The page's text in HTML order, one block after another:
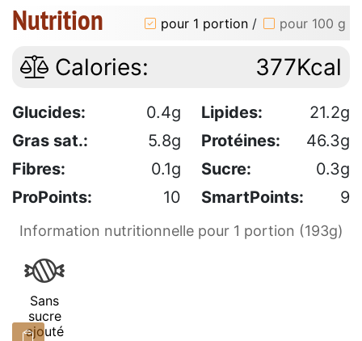
Nutrition pour 1 portion / pour 100 g
Calories: 377Kcal
Glucides: 0.4g Lipides:
21.2g
Gras sat.:
5.8g Protéines:
46.3g
Fibres:
0.1g Sucre:
0.3g
ProPoints:
10 SmartPoints: 9
Information nutritionnelle pour 1 portion (193g)
Sans
sucre
ajouté